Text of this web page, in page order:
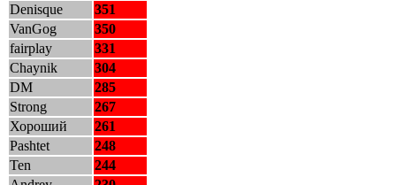
Denisque
351
VanGog
350
fairplay
331
Chaynik
304
DM
285
Strong
267
Хороший
261
Pashtet
248
Ten
244